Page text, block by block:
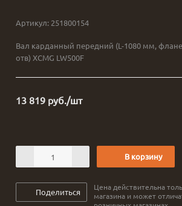
Артикул: 251800154
Вал карданный передний (L-1080 мм,
отв) XCMG LW500F
13 819 руб./шт
В корзину
Поделиться
Цена действительна
магазина и может